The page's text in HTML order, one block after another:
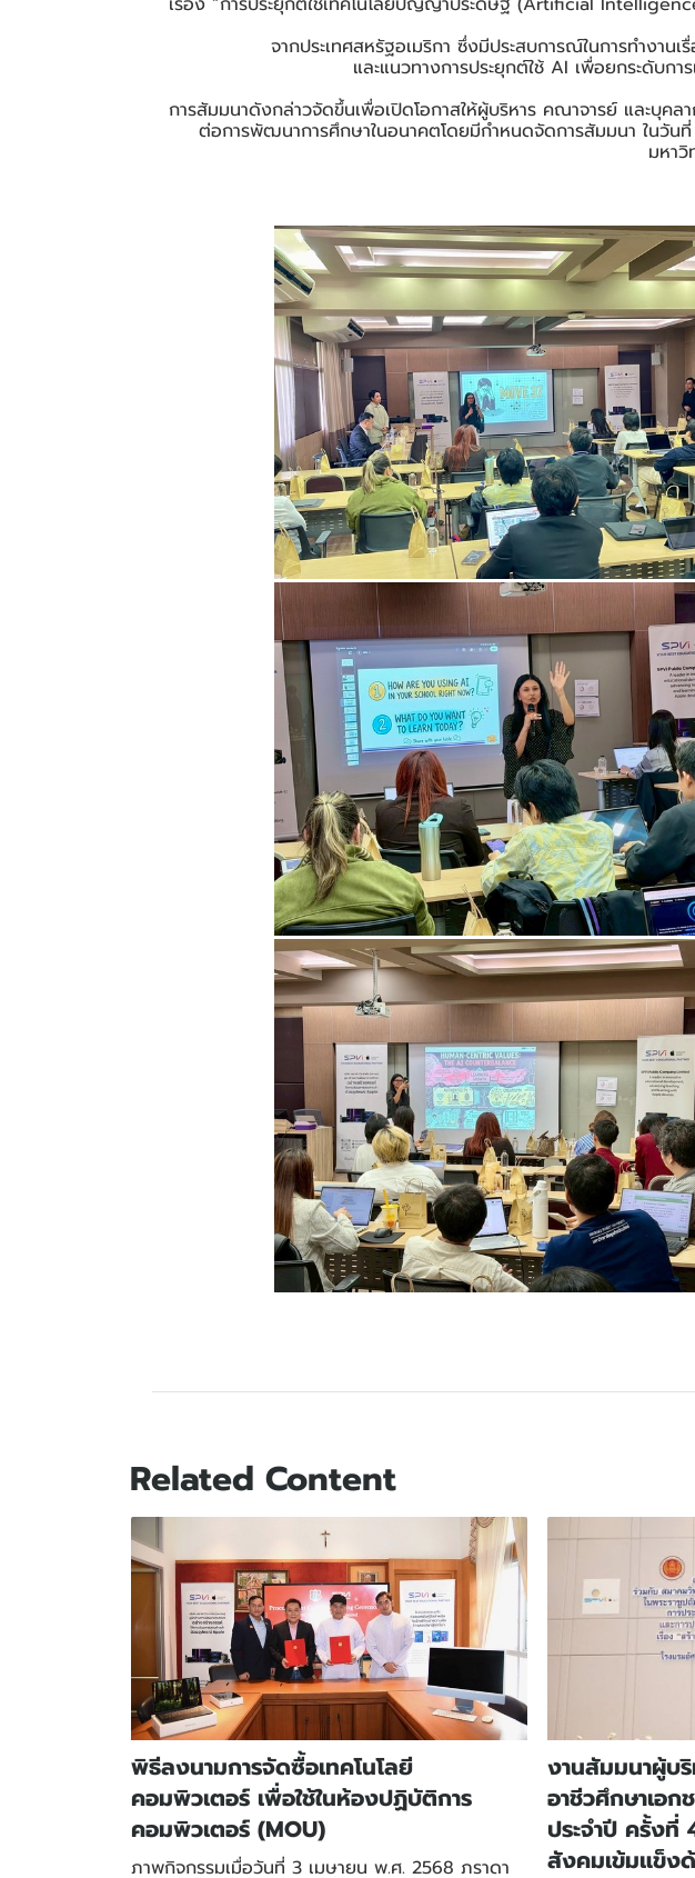
จากประเทศสหรัฐอเมริกา ซึ่งมีประสบการณ์ในการทำงา
และแนวทางการประยุกต์ใช้ AI เพื่อยกระดับก
การสัมมนาดังกล่าวจัดขึ้นเพื่อเปิดโอกาสให้ผู้บริหาร คณาจารย์ และบุค
ต่อการพัฒนาการศึกษาในอนาคตโดยมีกำหนดจัดการสัมมนา ในวั
มหา
Related Content
พิธีลงนามการจัดซื้อเทคโนโลยี
คอมพิวเตอร์ เพื่อใช้ในห้องปฏิบัติการ
คอมพิวเตอร์ (MOU)
ภาพกิจกรรมเมื่อวันที่ 3 เมษายน พ.ศ. 2568 ภราดา
งานสัมมนาผู้บ
อาชีวศึกษาเอ
ประจำปี ครั้ง
สังคมเข้มแข็ง